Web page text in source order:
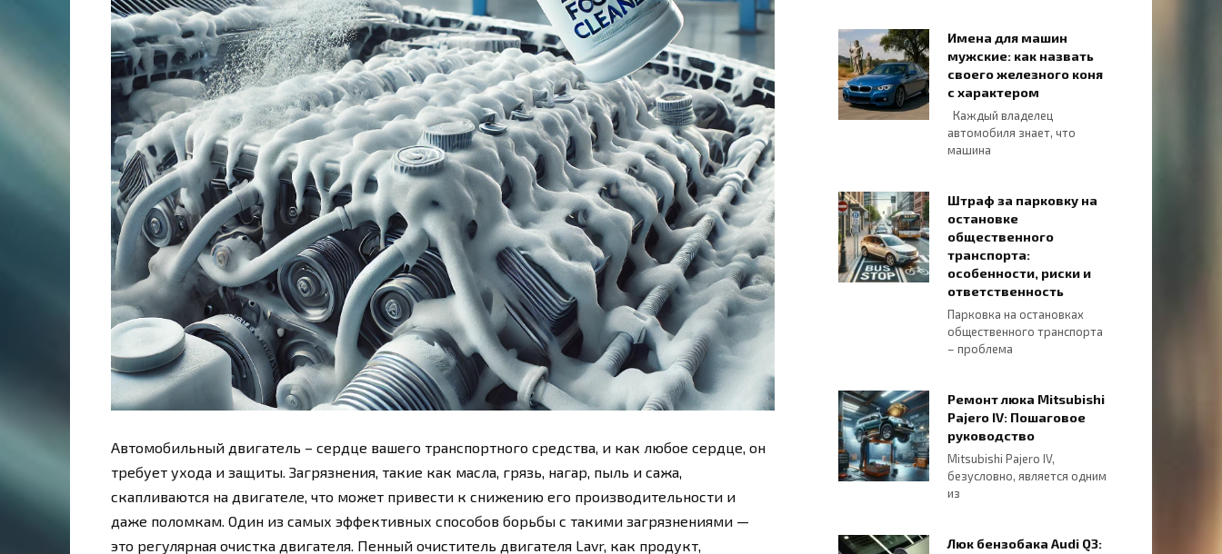
Автомобильный двигатель – сердце вашего транспортного средства, и как любое сердце, он
требует ухода и защиты. Загрязнения, такие как масла, грязь, нагар, пыль и сажа,
скапливаются на двигателе, что может привести к снижению его производительности и
даже поломкам. Один из самых эффективных способов борьбы с такими загрязнениями —
это регулярная очистка двигателя. Пенный очиститель двигателя Lavr, как продукт,
Имена для машин
мужские: как назвать
своего железного коня
с характером
Каждый владелец
автомобиля знает, что
машина
Штраф за парковку на
остановке
общественного
транспорта:
особенности, риски и
ответственность
Парковка на остановках
общественного транспорта
– проблема
Ремонт люка Mitsubishi
Pajero IV: Пошаговое
руководство
Mitsubishi Pajero IV,
безусловно, является одним
из
Люк бензобака Audi Q3: